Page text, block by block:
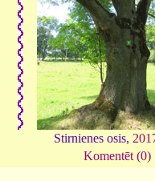
Stirnienes osis,
Komentēt (0)